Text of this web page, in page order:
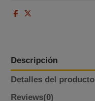
Descripción
Detalles del producto
Reviews(0)